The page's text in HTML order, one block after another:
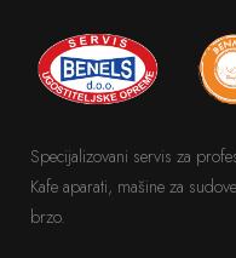
vrhunske rezultate
pojačano ispiranje,
osmoze,
velike restorane,
kuhinje koje traže
Specijalizovani servis za
Kafe aparati, mašine za
brzo.